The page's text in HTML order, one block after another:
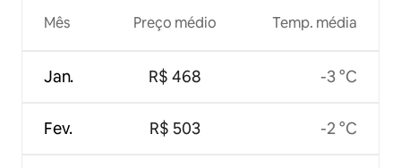
Mês
Jan.
Fev.
Preço médio
R$ 468
R$ 503
Temp. média
-3 °C
-2 °C